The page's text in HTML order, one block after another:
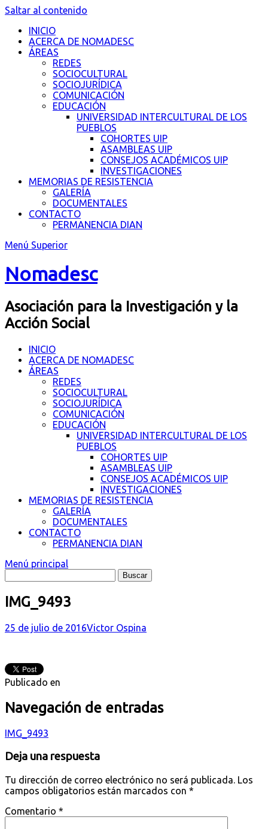
Saltar al contenido
INICIO
ACERCA DE NOMADESC
ÁREAS
REDES
SOCIOCULTURAL
SOCIOJURÍDICA
COMUNICACIÓN
EDUCACIÓN
UNIVERSIDAD INTERCULTURAL DE LOS
PUEBLOS
COHORTES UIP
ASAMBLEAS UIP
CONSEJOS ACADÉMICOS UIP
INVESTIGACIONES
MEMORIAS DE RESISTENCIA
GALERÍA
DOCUMENTALES
CONTACTO
PERMANENCIA DIAN
Menú Superior
Nomadesc
Asociación para la Investigación y la
Acción Social
INICIO
ACERCA DE NOMADESC
ÁREAS
REDES
SOCIOCULTURAL
SOCIOJURÍDICA
COMUNICACIÓN
EDUCACIÓN
UNIVERSIDAD INTERCULTURAL DE LOS
PUEBLOS
COHORTES UIP
ASAMBLEAS UIP
CONSEJOS ACADÉMICOS UIP
INVESTIGACIONES
MEMORIAS DE RESISTENCIA
GALERÍA
DOCUMENTALES
CONTACTO
PERMANENCIA DIAN
Menú principal
IMG_9493
25 de julio de 2016Victor Ospina
Publicado en
Navegación de entradas
IMG_9493
Deja una respuesta
Tu dirección de correo electrónico no será publicada. Los
campos obligatorios están marcados con *
Comentario *